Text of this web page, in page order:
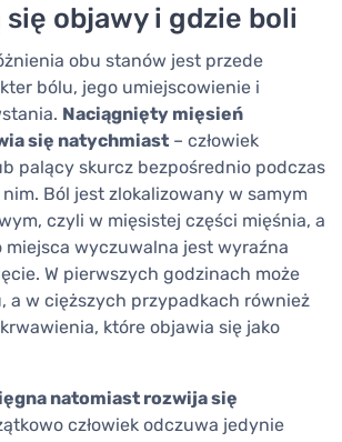
objawy i gdzie boli
obu stanów jest przede
bólu, jego umiejscowienie i
Naciągnięty mięsień
się natychmiast – człowiek
palący skurcz bezpośrednio podczas
Ból jest zlokalizowany w samym
czyli w mięsistej części mięśnia, a
wyczuwalna jest wyraźna
W pierwszych godzinach może
a w cięższych przypadkach również
które objawia się jako
natomiast rozwija się
człowiek odczuwa jedynie